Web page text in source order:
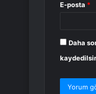
E-posta *
Daha